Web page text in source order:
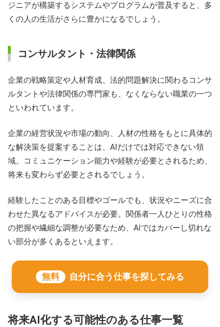
ジニアが構築するシステムやプログラムが普及すると、多
くの人の生活がさらに豊かになるでしょう。
コンサルタント・法律関係
企業の戦略策定や人材育成、法的問題解決に関わるコンサ
ルタントや法律関係の専門家も、なくならない職業の一つ
といわれています。
企業の経営状況や市場の動向、人材の性格をもとに具体的
な解決策を提案することは、AIだけでは対応できない領
域。コミュニケーション能力や経験が必要とされるため、
将来も変わらず必要とされるでしょう。
経験したことのある目標やゴールでも、状況やニーズに合
わせた異なるアドバイスが必要。関係者一人ひとりの性格
の把握や繊細な調整が必要なため、AIではカバーし切れな
い部分が多くあるといえます。
無料 自分に合う仕事を探してみる
将来AI化する可能性のある仕事一覧